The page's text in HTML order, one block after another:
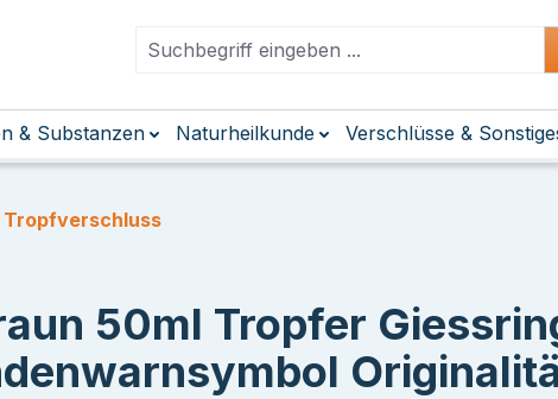
& Substanzen Naturheilkunde Verschlüsse &
Tropfverschluss
50ml Tropfer